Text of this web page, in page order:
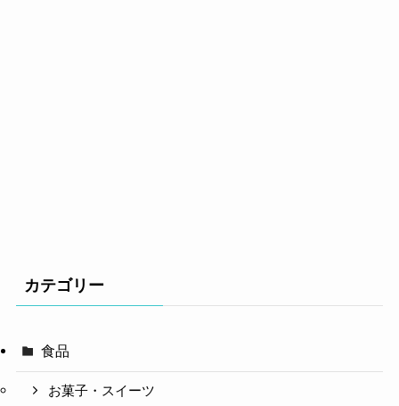
カテゴリー
食品
お菓子・スイーツ